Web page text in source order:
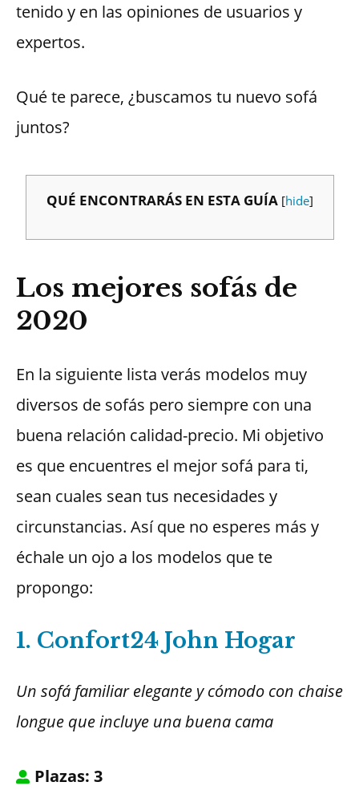
tenido y en las opiniones de usuarios y
expertos.
Qué te parece, ¿buscamos tu nuevo sofá
juntos?
QUÉ ENCONTRARÁS EN ESTA GUÍA [hide]
Los mejores sofás de
2020
En la siguiente lista verás modelos muy
diversos de sofás pero siempre con una
buena relación calidad-precio. Mi objetivo
es que encuentres el mejor sofá para ti,
sean cuales sean tus necesidades y
circunstancias. Así que no esperes más y
échale un ojo a los modelos que te
propongo:
1. Confort24 John Hogar
Un sofá familiar elegante y cómodo con chaise
longue que incluye una buena cama
Plazas: 3